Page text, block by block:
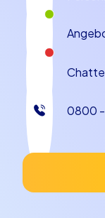
0800 -